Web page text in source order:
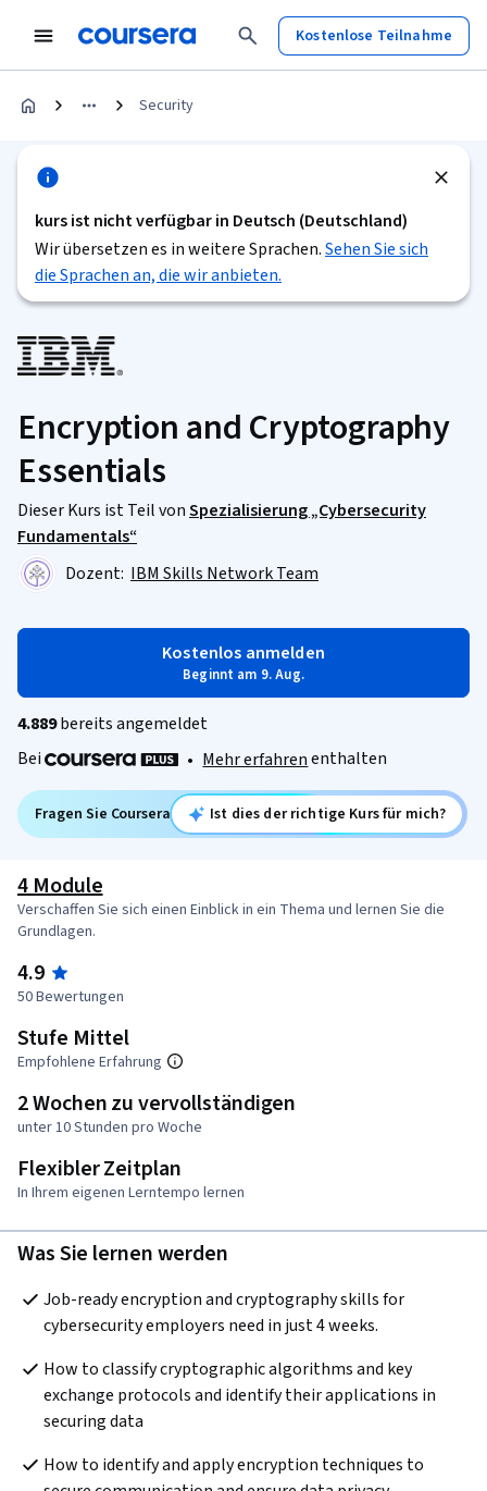
Kostenlose Teilnahme
Security
kurs ist nicht verfügbar in Deutsch (Deutschland)
Wir übersetzen es in weitere Sprachen.Sehen Sie sich
die Sprachen an, die wir anbieten.
Encryption and Cryptography
Essentials
Dieser Kurs ist Teil vonSpezialisierung „Cybersecurity
Fundamentals“
Dozent: IBM Skills Network Team
Kostenlos anmelden
Beginnt am 9. Aug.
4.889bereits angemeldet
Bei
• Mehr erfahrenenthalten
Fragen Sie Coursera Ist dies der richtige Kurs für mich?
4 Module
Verschaffen Sie sich einen Einblick in ein Thema und lernen Sie die
Grundlagen.
4.9
50 Bewertungen
Stufe Mittel
Empfohlene Erfahrung
2 Wochen zu vervollständigen
unter 10 Stunden pro Woche
Flexibler Zeitplan
In Ihrem eigenen Lerntempo lernen
Was Sie lernen werden
Job-ready encryption and cryptography skills for
cybersecurity employers need in just 4 weeks.
How to classify cryptographic algorithms and key
exchange protocols and identify their applications in
securing data
How to identify and apply encryption techniques to